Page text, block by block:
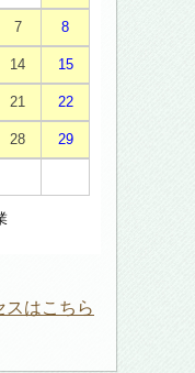
7 8
14 15
21 22
28 29
スはこちら